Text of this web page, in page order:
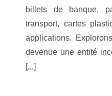
billets de banque,
transport, cartes
applications.
devenue une entité
[...]